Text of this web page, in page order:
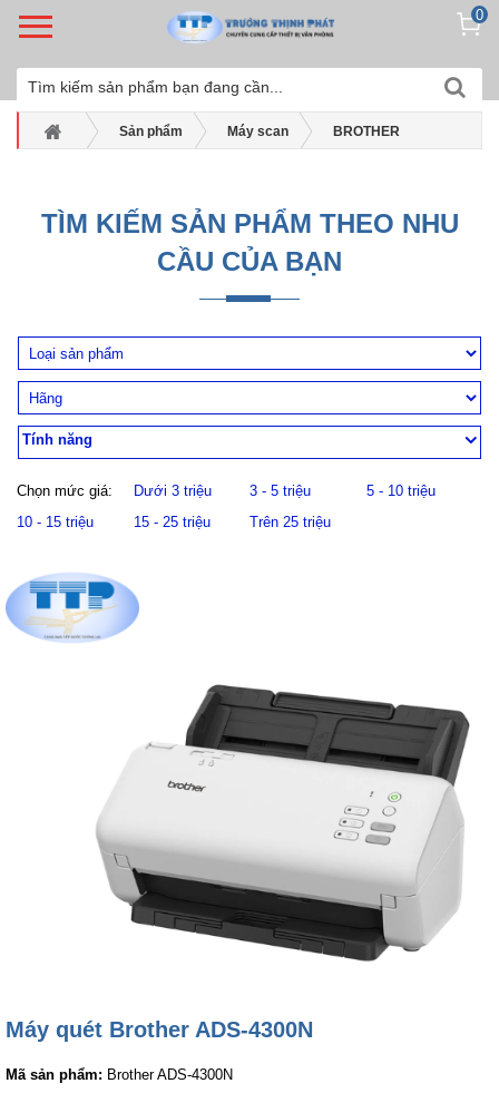
0
Sản phẩm Máy scan BROTHER
TÌM KIẾM SẢN PHẨM THEO NHU
CẦU CỦA BẠN
Tính năng
Chọn mức giá: Dưới 3 triệu 3 - 5 triệu
5 - 10 triệu
10 - 15 triệu
15 - 25 triệu Trên 25 triệu
Máy quét Brother ADS-4300N
Mã sản phẩm: Brother ADS-4300N